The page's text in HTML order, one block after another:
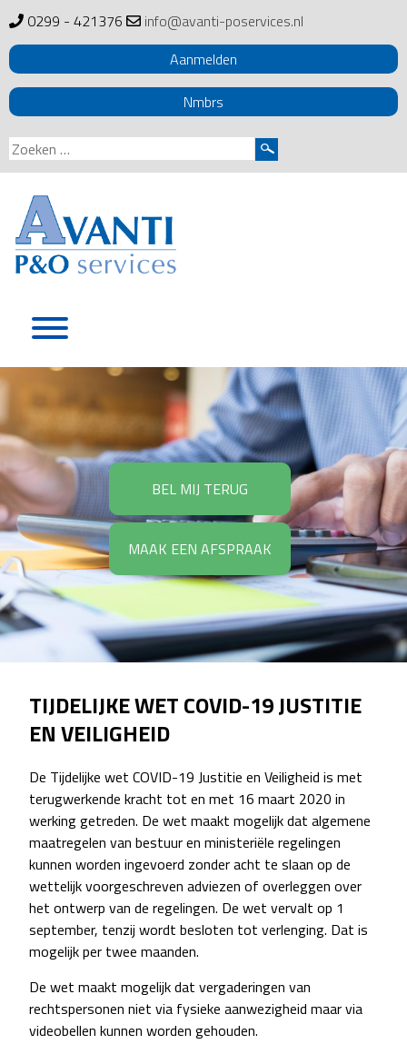
0299 - 421376
info@avanti-poservices.nl
Aanmelden
Nmbrs
Zoeken
naar:
BEL MIJ TERUG
MAAK EEN AFSPRAAK
TIJDELIJKE WET COVID-19 JUSTITIE
EN VEILIGHEID
De Tijdelijke wet COVID-19 Justitie en Veiligheid is met
terugwerkende kracht tot en met 16 maart 2020 in
werking getreden. De wet maakt mogelijk dat algemene
maatregelen van bestuur en ministeriële regelingen
kunnen worden ingevoerd zonder acht te slaan op de
wettelijk voorgeschreven adviezen of overleggen over
het ontwerp van de regelingen. De wet vervalt op 1
september, tenzij wordt besloten tot verlenging. Dat is
mogelijk per twee maanden.
De wet maakt mogelijk dat vergaderingen van
rechtspersonen niet via fysieke aanwezigheid maar via
videobellen kunnen worden gehouden.